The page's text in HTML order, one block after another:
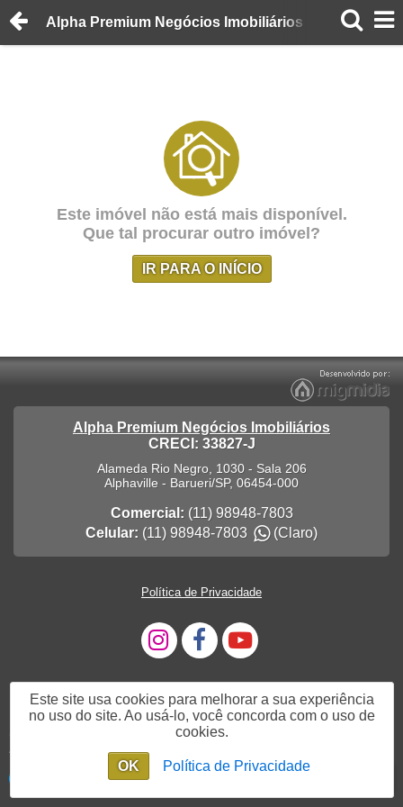
Alpha Premium Negócios Imobiliários
Este imóvel não está mais disponível.
Que tal procurar outro imóvel?
IR PARA O INÍCIO
Olá ! Estou aqui para te ajudar !
Olá ! Vamos conversar ?
Alpha Premium Negócios Imobiliários
CRECI: 33827-J
Alameda Rio Negro, 1030 - Sala 206
Alphaville - Barueri/SP, 06454-000
Comercial: (11) 98948-7803
Celular: (11) 98948-7803 (Claro)
Política de Privacidade
Este site usa cookies para melhorar a sua experiência
no uso do site. Ao usá-lo, você concorda com o uso de
cookies.
OK Política de Privacidade